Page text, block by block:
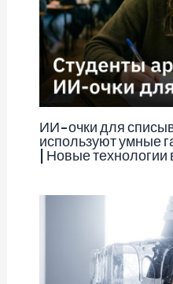
ИИ-очки для
используют умные
| Новые технологии